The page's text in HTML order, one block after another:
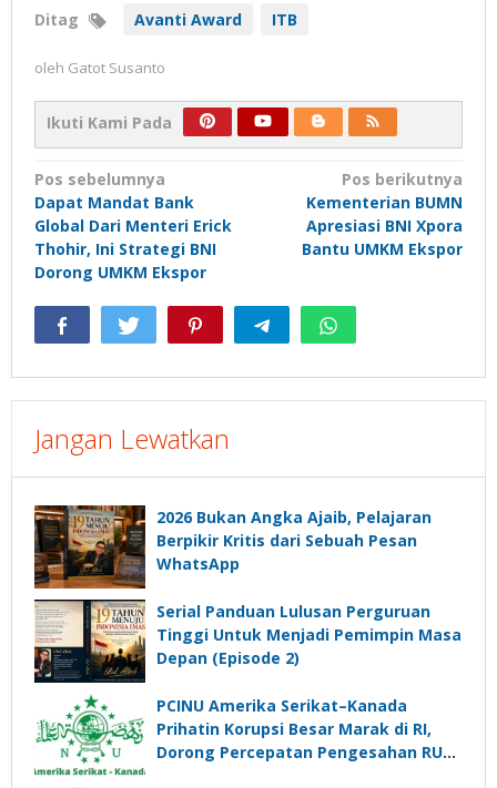
Ditag Avanti Award ITB
oleh Gatot Susanto
Ikuti Kami Pada
Navigasi
pos
Pos sebelumnya
Dapat Mandat Bank
Global Dari Menteri Erick
Thohir, Ini Strategi BNI
Dorong UMKM Ekspor
Pos berikutnya
Kementerian BUMN
Apresiasi BNI Xpora
Bantu UMKM Ekspor
Jangan Lewatkan
2026 Bukan Angka Ajaib, Pelajaran
Berpikir Kritis dari Sebuah Pesan
WhatsApp
Serial Panduan Lulusan Perguruan
Tinggi Untuk Menjadi Pemimpin Masa
Depan (Episode 2)
PCINU Amerika Serikat–Kanada
Prihatin Korupsi Besar Marak di RI,
Dorong Percepatan Pengesahan RUU